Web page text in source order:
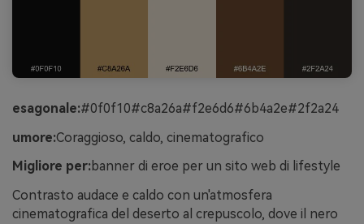
esagonale:#0f0f10#c8a26a#f2e6d6#6b4a2e#2f2a24
umore:Coraggioso, caldo, cinematografico
Migliore per:banner di eroe per un sito web di lifestyle
Contrasto audace e caldo con un'atmosfera
cinematografica del deserto al crepuscolo, dove il nero